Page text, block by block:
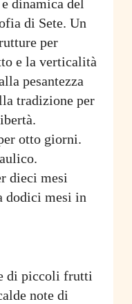
dinamica del
di Sete. Un
per
e la verticalità
pesantezza
tradizione per
otto giorni.
dieci mesi
dodici mesi in
di piccoli frutti
note di